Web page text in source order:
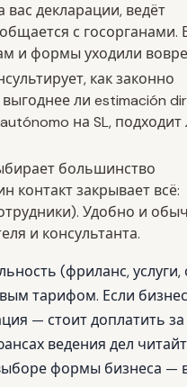
декларации, ведёт
с госорганами.
и формы уходили
как законно
ли estimación
на SL, подходит
большинство
закрывает всё:
Удобно и
и консультанта.
(фриланс,
тарифом. Если бизнес
— стоит доплатить за
ведения дел
формы бизнеса —